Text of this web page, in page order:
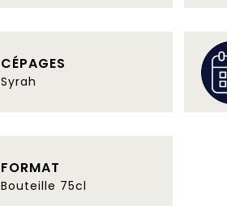
CÉPAGES
Syrah
FORMAT
Bouteille 75cl